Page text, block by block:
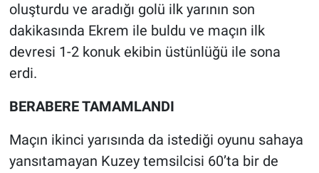
oluşturdu ve aradığı golü ilk yarının son
dakikasında Ekrem ile buldu ve maçın ilk
devresi 1-2 konuk ekibin üstünlüğü ile sona
erdi.
BERABERE TAMAMLANDI
Maçın ikinci yarısında da istediği oyunu sahaya
yansıtamayan Kuzey temsilcisi 60’ta bir de